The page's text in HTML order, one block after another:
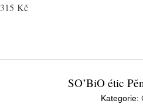
315 Kč
SO’BiO étic
Kategorie: